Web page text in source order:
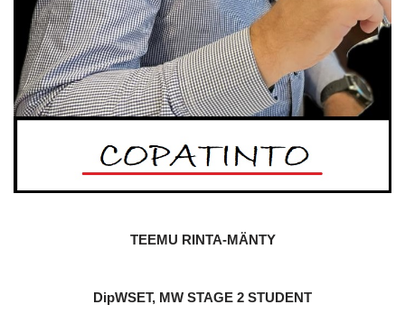
TEEMU RINTA-MÄNTY
DipWSET, MW STAGE 2 STUDENT